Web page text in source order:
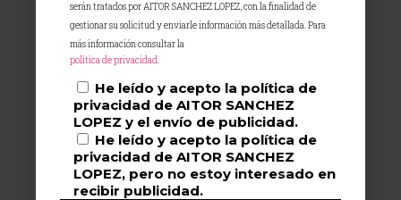
serán tratados por AITOR SANCHEZ LOPEZ, con la finalidad de
gestionar su solicitud y enviarle información más detallada. Para
más información consultar la
política de privacidad.
He leído y acepto la política de
privacidad de AITOR SANCHEZ
LOPEZ y el envío de publicidad.
He leído y acepto la política de
privacidad de AITOR SANCHEZ
LOPEZ, pero no estoy interesado en
recibir publicidad.